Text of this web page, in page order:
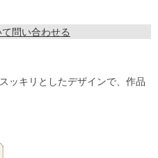
問い合わせる
ッキリとしたデザインで、作品